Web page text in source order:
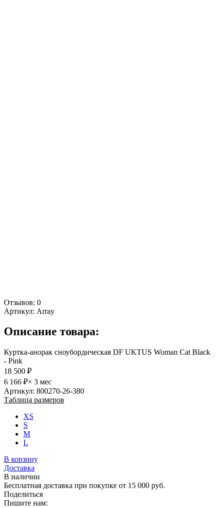
Отзывов: 0
Артикул: Array
Описание товара:
Куртка-анорак сноубордическая DF UKTUS Woman Cat Black
- Pink
18 500 ₽
6 166 ₽× 3 мес
Артикул: 800270-26-380
Таблица размеров
XS
S
M
L
В корзину
Доставка
В наличии
Бесплатная доставка при покупке от 15 000 руб.
Поделиться
Пишите нам: